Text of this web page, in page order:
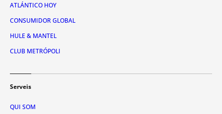
ATLÁNTICO HOY
CONSUMIDOR GLOBAL
HULE & MANTEL
CLUB METRÓPOLI
Serveis
QUI SOM